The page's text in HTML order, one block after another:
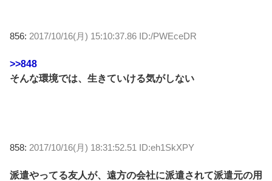
856: 2017/10/16(月) 15:10:37.86 ID:/PWEceDR
>>848
そんな環境では、生きていける気がしない
858: 2017/10/16(月) 18:31:52.51 ID:eh1SkXPY
派遣やってる友人が、遠方の会社に派遣されて派遣元の用